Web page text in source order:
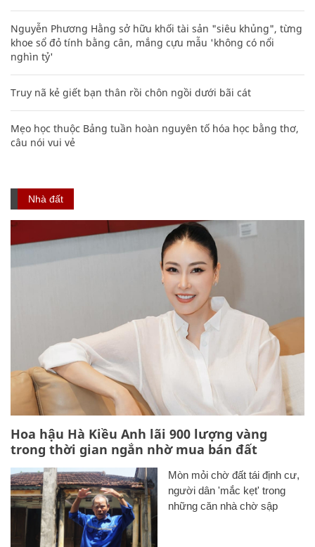
Nguyễn Phương Hằng sở hữu khối tài sản "siêu khủng", từng
khoe sổ đỏ tính bằng cân, mắng cựu mẫu 'không có nổi
nghìn tỷ'
Truy nã kẻ giết bạn thân rồi chôn ngồi dưới bãi cát
Mẹo học thuộc Bảng tuần hoàn nguyên tố hóa học bằng thơ,
câu nói vui vẻ
Nhà đất
Hoa hậu Hà Kiều Anh lãi 900 lượng vàng
trong thời gian ngắn nhờ mua bán đất
Mòn mỏi chờ đất tái định cư,
người dân 'mắc kẹt' trong
những căn nhà chờ sập